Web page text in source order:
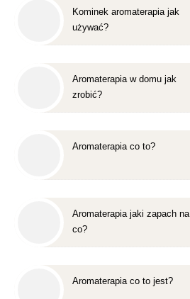
Kominek aromaterapia jak
używać?
Aromaterapia w domu jak
zrobić?
Aromaterapia co to?
Aromaterapia jaki zapach na
co?
Aromaterapia co to jest?